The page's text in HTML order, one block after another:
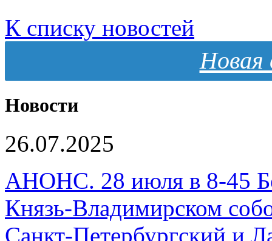
К списку новостей
Новая
Новости
26.07.2025
АНОНС. 28 июля в 8-45
Князь-Владимирском
Санкт-Петербургский и